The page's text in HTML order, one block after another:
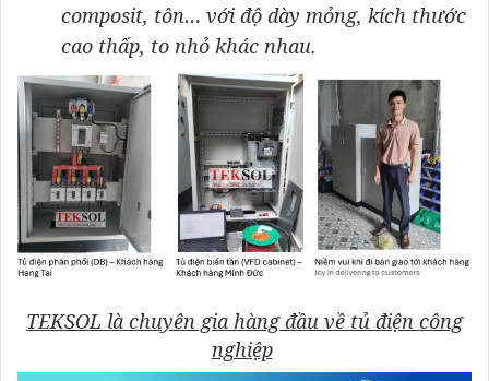
composit, tôn… với độ dày mỏng, kích thước
cao thấp, to nhỏ khác nhau.
TEKSOL là chuyên gia hàng đầu về tủ điện công
nghiệp